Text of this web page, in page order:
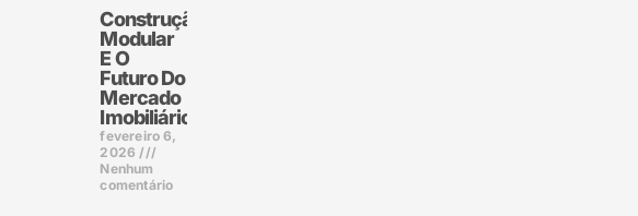
Construção
Modular
E O
Futuro Do
Mercado
Imobiliário
fevereiro 6,
2026
Nenhum
comentário